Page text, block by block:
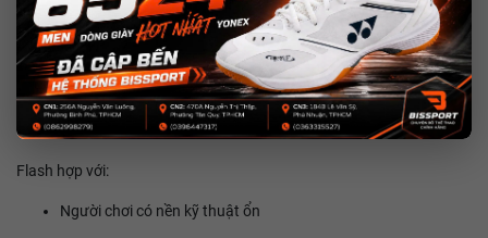
So với V7, Flash:
Cho cảm giác bóng “thoát” nhanh hơn
Dễ tạo lực ở những pha dứt điểm
Phù hợp nhịp đánh cao, phản công liên tục
Flash hợp với:
Người chơi có nền kỹ thuật ổn